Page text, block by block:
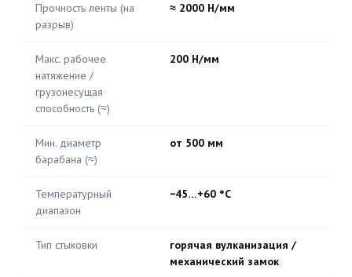
Прочность ленты (на
разрыв)
≈ 2000 Н/мм
Макс. рабочее
натяжение /
грузонесущая
способность (≈)
200 Н/мм
Мин. диаметр
барабана (≈)
от 500 мм
Температурный
диапазон
−45…+60 °C
Тип стыковки
горячая вулканизация /
механический замок